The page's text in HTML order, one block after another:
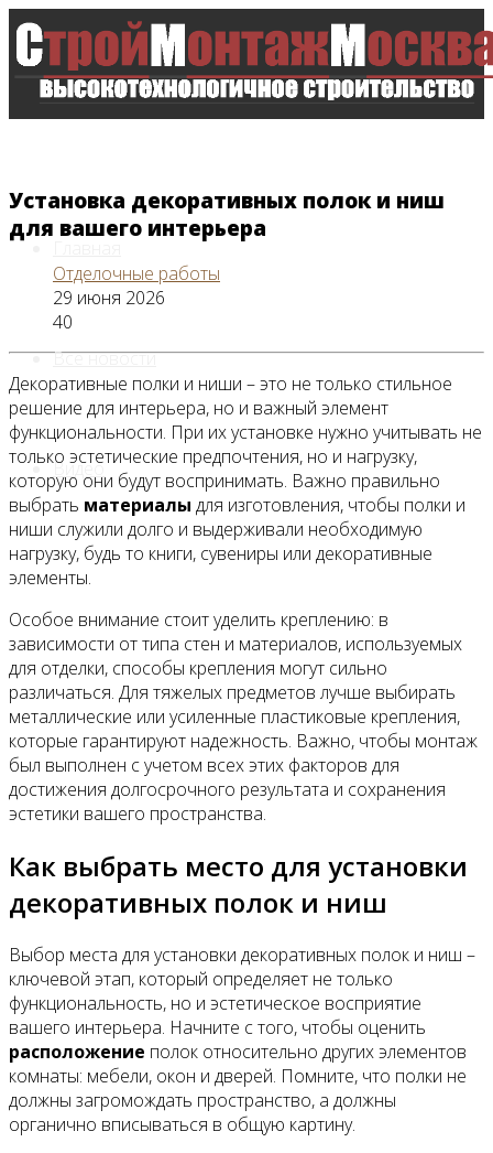
Все новости
Видео
Установка декоративных полок и ниш
для вашего интерьера
Отделочные работы
29 июня 2026
40
Декоративные полки и ниши – это не только стильное
решение для интерьера, но и важный элемент
функциональности. При их установке нужно учитывать не
только эстетические предпочтения, но и нагрузку,
которую они будут воспринимать. Важно правильно
выбрать материалы для изготовления, чтобы полки и
ниши служили долго и выдерживали необходимую
нагрузку, будь то книги, сувениры или декоративные
элементы.
Особое внимание стоит уделить креплению: в
зависимости от типа стен и материалов, используемых
для отделки, способы крепления могут сильно
различаться. Для тяжелых предметов лучше выбирать
металлические или усиленные пластиковые крепления,
которые гарантируют надежность. Важно, чтобы монтаж
был выполнен с учетом всех этих факторов для
достижения долгосрочного результата и сохранения
эстетики вашего пространства.
Как выбрать место для установки
декоративных полок и ниш
Выбор места для установки декоративных полок и ниш –
ключевой этап, который определяет не только
функциональность, но и эстетическое восприятие
вашего интерьера. Начните с того, чтобы оценить
расположение полок относительно других элементов
комнаты: мебели, окон и дверей. Помните, что полки не
должны загромождать пространство, а должны
органично вписываться в общую картину.